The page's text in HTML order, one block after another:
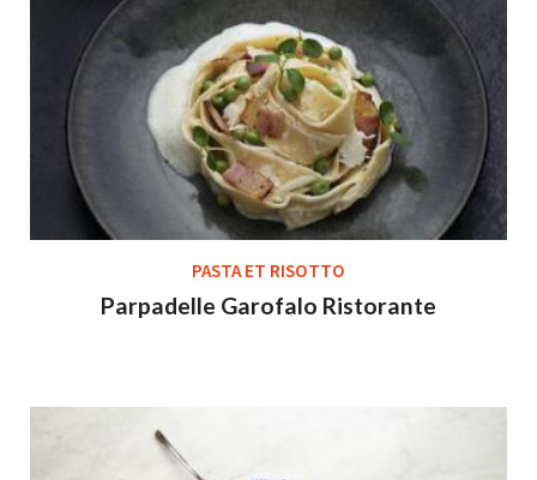
PASTA ET RISOTTO
Parpadelle Garofalo Ristorante